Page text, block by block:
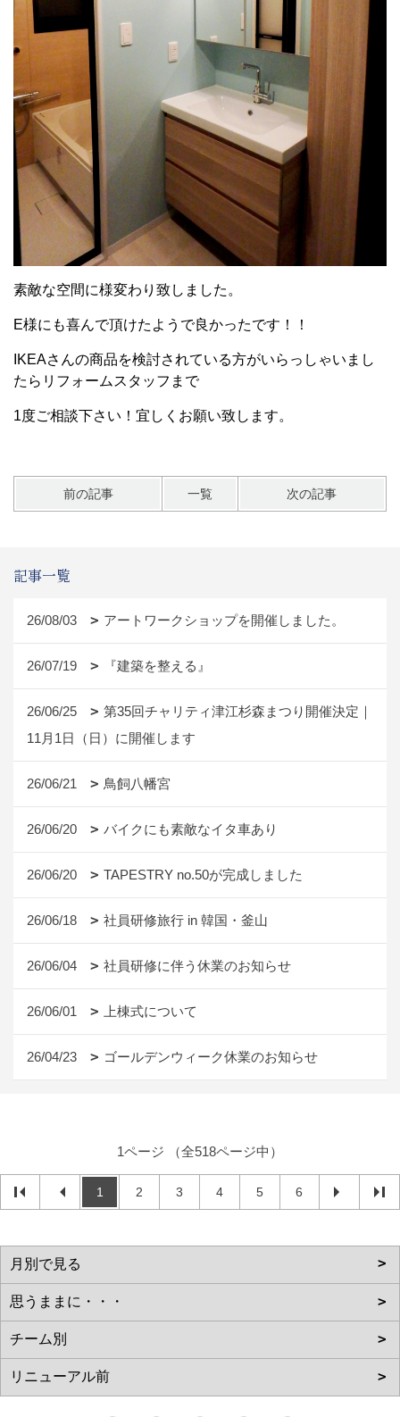
素敵な空間に様変わり致しました。
E様にも喜んで頂けたようで良かったです！！
IKEAさんの商品を検討されている方がいらっしゃいまし
たらリフォームスタッフまで
1度ご相談下さい！宜しくお願い致します。
前の記事 一覧 次の記事
記事一覧
26/08/03 アートワークショップを開催しました。
26/07/19 『建築を整える』
26/06/25
第35回チャリティ津江杉森まつり開催決定｜
11月1日（日）に開催します
26/06/21 鳥飼八幡宮
26/06/20 バイクにも素敵なイタ車あり
26/06/20 TAPESTRY no.50が完成しました
26/06/18 社員研修旅行 in 韓国・釜山
26/06/04 社員研修に伴う休業のお知らせ
26/06/01 上棟式について
26/04/23 ゴールデンウィーク休業のお知らせ
1ページ （全518ページ中）
1 2 3 4 5 6